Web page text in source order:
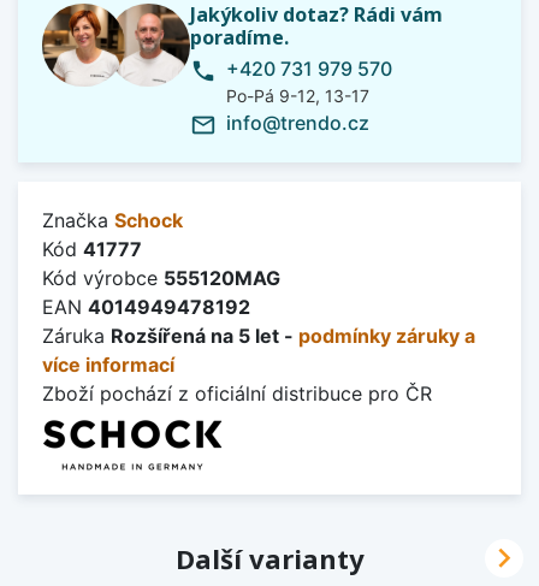
Jakýkoliv dotaz? Rádi vám
poradíme.
phone +420 731 979 570
Po-Pá 9-12, 13-17
mail_outline info@trendo.cz
Značka Schock
Kód 41777
Kód výrobce 555120MAG
EAN 4014949478192
Záruka Rozšířená na 5 let - podmínky záruky a
více informací
Zboží pochází z oficiální distribuce pro ČR
Další varianty 